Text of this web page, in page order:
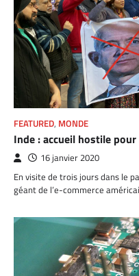
FEATURED, MONDE
Inde : accueil hostile pour
16 janvier 2020
En visite de trois jours dans le
géant de l’e-commerce